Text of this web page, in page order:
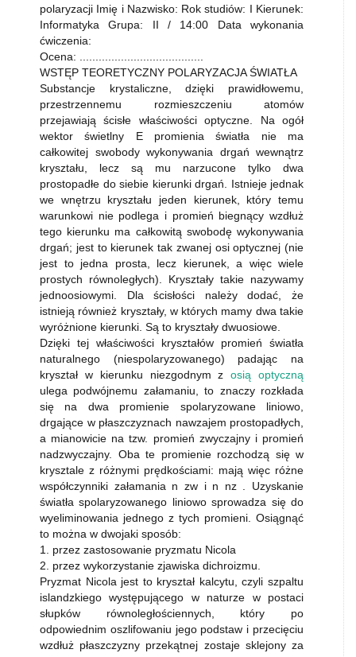
polaryzacji Imię i Nazwisko: Rok studiów: I Kierunek:
Informatyka Grupa: II / 14:00 Data wykonania
ćwiczenia:
Ocena: .......................................
WSTĘP TEORETYCZNY POLARYZACJA ŚWIATŁA
Substancje krystaliczne, dzięki prawidłowemu,
przestrzennemu rozmieszczeniu atomów
przejawiają ścisłe właściwości optyczne. Na ogół
wektor świetlny E promienia światła nie ma
całkowitej swobody wykonywania drgań wewnątrz
kryształu, lecz są mu narzucone tylko dwa
prostopadłe do siebie kierunki drgań. Istnieje jednak
we wnętrzu kryształu jeden kierunek, który temu
warunkowi nie podlega i promień biegnący wzdłuż
tego kierunku ma całkowitą swobodę wykonywania
drgań; jest to kierunek tak zwanej osi optycznej (nie
jest to jedna prosta, lecz kierunek, a więc wiele
prostych równoległych). Kryształy takie nazywamy
jednoosiowymi. Dla ścisłości należy dodać, że
istnieją również kryształy, w których mamy dwa takie
wyróżnione kierunki. Są to kryształy dwuosiowe.
Dzięki tej właściwości kryształów promień światła
naturalnego (niespolaryzowanego) padając na
kryształ w kierunku niezgodnym zosią optyczną
ulega podwójnemu załamaniu, to znaczy rozkłada
się na dwa promienie spolaryzowane liniowo,
drgające w płaszczyznach nawzajem prostopadłych,
a mianowicie na tzw. promień zwyczajny i promień
nadzwyczajny. Oba te promienie rozchodzą się w
krysztale z różnymi prędkościami: mają więc różne
współczynniki załamania n zw i n nz . Uzyskanie
światła spolaryzowanego liniowo sprowadza się do
wyeliminowania jednego z tych promieni. Osiągnąć
to można w dwojaki sposób:
1. przez zastosowanie pryzmatu Nicola
2. przez wykorzystanie zjawiska dichroizmu.
Pryzmat Nicola jest to kryształ kalcytu, czyli szpaltu
islandzkiego występującego w naturze w postaci
słupków równoległościennych, który po
odpowiednim oszlifowaniu jego podstaw i przecięciu
wzdłuż płaszczyzny przekątnej zostaje sklejony za